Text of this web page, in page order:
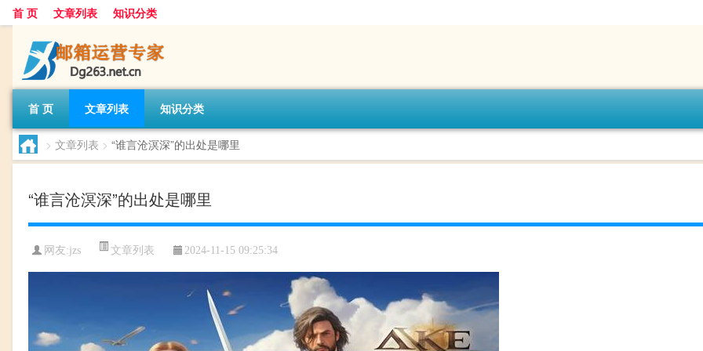
首 页 文章列表 知识分类
首 页 文章列表 知识分类
> 文章列表 > “谁言沧溟深”的出处是哪里
“谁言沧溟深”的出处是哪里
网友:jzs 文章列表 2024-11-15 09:25:34